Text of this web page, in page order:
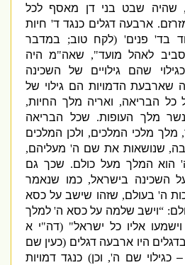
שבט בני דן מאסף לכל
.ארבעה דגלים כנגד ד'חיות
בד'פנים' ( לקח טוב;במדבר
לאהל מועד",שאה"מ היה
שהם גילויים של השכינה
הדמויות הם גילוי של
הבריאה,ואריה מלך החיות,
מלך העופות.שכל הבריאה
מלכי המלכים,ולכן המלכים
,שנושאות את שם ה 'מעליהם,
המלך מעל כולם.שכך גם
בישראל,כמו שנאמר
ה'בעולם,שזהו שישב על כסא
: “וישב שלמה על כסא ה'למלך
אליו כל ישראל" (דה"י א
היו ארבעה דגלים(כעין שם
שם ה ',וכן)כנגד דמויות